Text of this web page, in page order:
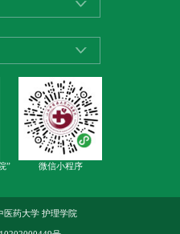
”
微信小程序
医药大学 护理学院